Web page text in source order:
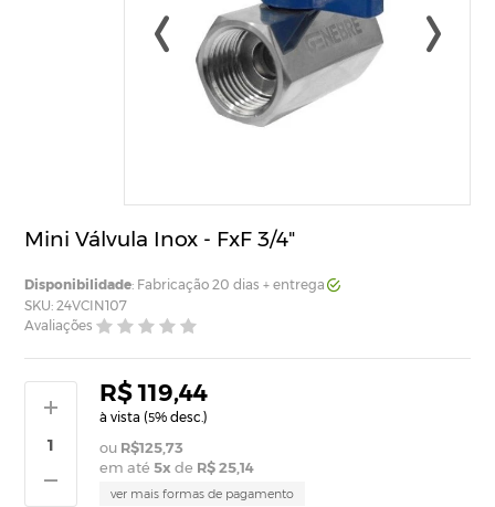
Mini Válvula Inox - FxF 3/4"
Disponibilidade: Fabricação 20 dias + entrega
SKU: 24VCIN107
Avaliações
R$ 119,44
à vista (5% desc.)
R$125,73
em até5x de R$ 25,14
ver mais formas de pagamento